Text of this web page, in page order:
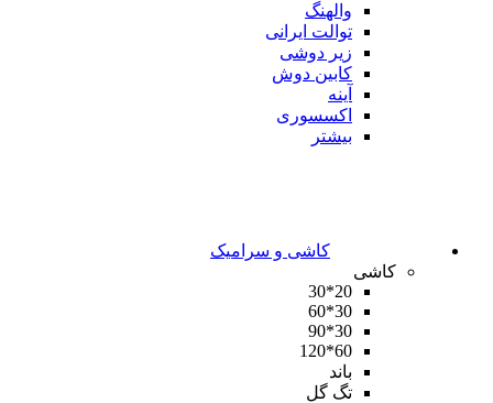
والهنگ
توالت ایرانی
زیر دوشی
کابین دوش
آینه
اکسسوری
بیشتر
کاشی و سرامیک
کاشی
20*30
30*60
30*90
60*120
باند
تگ گل